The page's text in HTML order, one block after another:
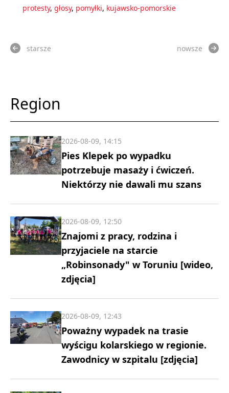
protesty, głosy, pomyłki, kujawsko-pomorskie
starsze nowsze
Region
Pies Klepek po wypadku
potrzebuje masaży i ćwiczeń.
Niektórzy nie dawali mu szans
2026-08-09, 14:15
Znajomi z pracy, rodzina i
przyjaciele na starcie
„Robinsonady" w Toruniu [wideo,
zdjęcia]
2026-08-09, 12:50
Poważny wypadek na trasie
wyścigu kolarskiego w regionie.
Zawodnicy w szpitalu [zdjęcia]
2026-08-09, 12:43